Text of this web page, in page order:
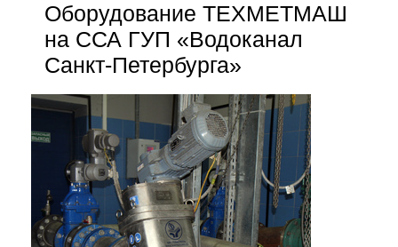
Оборудование ТЕХМЕТМАШ
на ССА ГУП «Водоканал
Санкт-Петербурга»